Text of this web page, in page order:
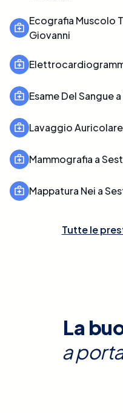
Ecografia Muscolo
Giovanni
Esame Del Sangue
Lavaggio
Mammografia a
Mappatura Nei a
Tutte le
La
a